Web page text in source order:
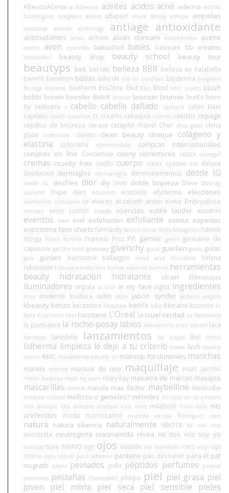
#BesitoACerini a A-Derma aceites ácidos acné aderma Adolfo
Domínguez aengland Ahava alfaparf allure almay amope ampollas
anastasia ansolar anthology antiage antioxidante
antioxidantes anua armani asian skincare autobombo avene
aveno avon ayurvida bakuchiol bases basicare bb creams
beauticool beauty drop beauty school beauty tour
beautyps bek bel-lab belleza BBB belleza en Falabella
benefit benetton biblias biferdil bio oil bioclean bioderma biogreen
Biolage bioterra biotherm BioZone bkd Blas Blind blur cream blush
bobbi brown booster Boti-K breuer bronzer brumas burt's bees
by seelvana
c cabello cabello dañado cacharel
calvin klein
capilatis cavalli caviahue cc creams celiaquía celimax celulitis cepage
cepillos de limpieza cerave cetaphil chanel Cher chia graal china
glaze
cicatricure. clarins clean beauty clinique
colágeno y
elastina
colorama commonlabs
compras internacionales
compras on line Conciencia coony correctores cosrx covergirl
cremas cruelty free cuello cuerpo cutex cyzone ddf deluxe
depilacion dermaglos dermalogica dermoelementos desde IG
desde IG. desfiles dior diy DKNY doble limpieza Dove ducray
dumitié Dupe Alert ecoderm ecotools efyderma elecciones
elementos esenciales elf elixires elizabeth arden elvive Embryolisse
emolan error común escada esencias estée lauder eucerin
eventos ewe exel exfoliación exfoliante eximia expertas
exposoma face charts farmacity fascino fendi fenty ferragamo fidelité
filorga
Foreo forlle'd Framesi frizz FYI garnier gentil germaine de
capuccini get the look giveaway givenchy gucci guerlain guess guías
guiv gurúes hairssime hallazgos head and shoulders
helena
rubinstein heliocare hello skin herbal essences hermes herramientas
beauty
hidratación hidratante idraet illamasqua
iluminadores impala in love in my face inglot ingredientes
Inoa invierno Isadora isdin issue jabón syndet jactan's jergens
kbeauty kenzo kerastase Kérastase kiehl's kiko klorane kosmos kr
Kylie Cosmetics l'bel l'occitane L'Oreal la cruel verdad La Pasionaria
la puissance la roche-posay labios laboratorio once laborit laca
lancaster lancôme lanzamientos las pepas lbel lemel
lidherma limpieza lo dejo a tu criterio loewe lush mabby
autino MAC macadamia natural oil makeup for dummies manchas
manos mantra manual de uso maquillaje marc jacobs
mario badescu mark by avon mary kay masacre de marcas masajes
mascarillas matrix mavala max factor maybelline Medicube
medusa colores mellizos o gemelos? métodos mi voto no es positivo
mia skincare Mía skincare michael kors mies milaborit minx nails mis
preferidos
moda moroccanoil mustela narciso Rodriguez nars
natura natura siberica naturalmente NBOTB NE nell ross
neostrata neutrogena niacinamida nivea no sos vos soy yo
noticias nuxe NWNO ogx ojos olaplex ole henriksen OMS onyx opi
Orlane osis+ otowil paco rabanne pantene pao dessaner para él pat
mcgrath
payot peinados pelo péptidos perfumes
perpiel
perricone pestañas PharmaMel philips piel piel grasa piel
joven
piel mixta piel seca piel sensible
pieles